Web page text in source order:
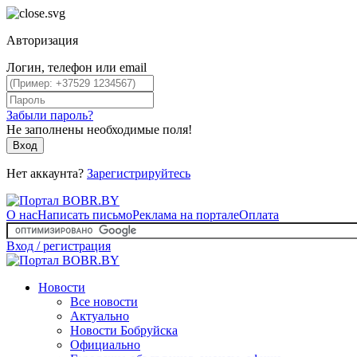
Авторизация
Логин, телефон или email
Забыли пароль?
Не заполнены необходимые поля!
Вход
Нет аккаунта? Зарегистрируйтесь
О насНаписать письмоРеклама на порталеОплата
Вход / регистрация
Новости
Все новости
Актуально
Новости Бобруйска
Официально